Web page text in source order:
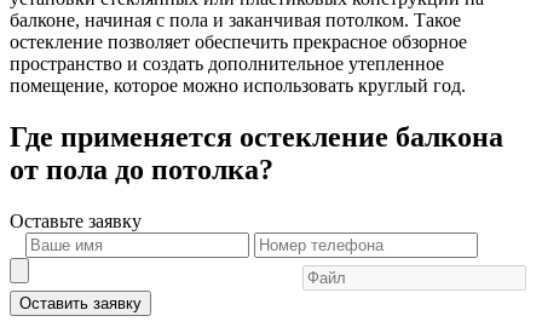
балконе, начиная с пола и заканчивая потолком. Такое
остекление позволяет обеспечить прекрасное обзорное
пространство и создать дополнительное утепленное
помещение, которое можно использовать круглый год.
Где применяется остекление балкона
от пола до потолка?
Оставьте заявку
Оставить заявку